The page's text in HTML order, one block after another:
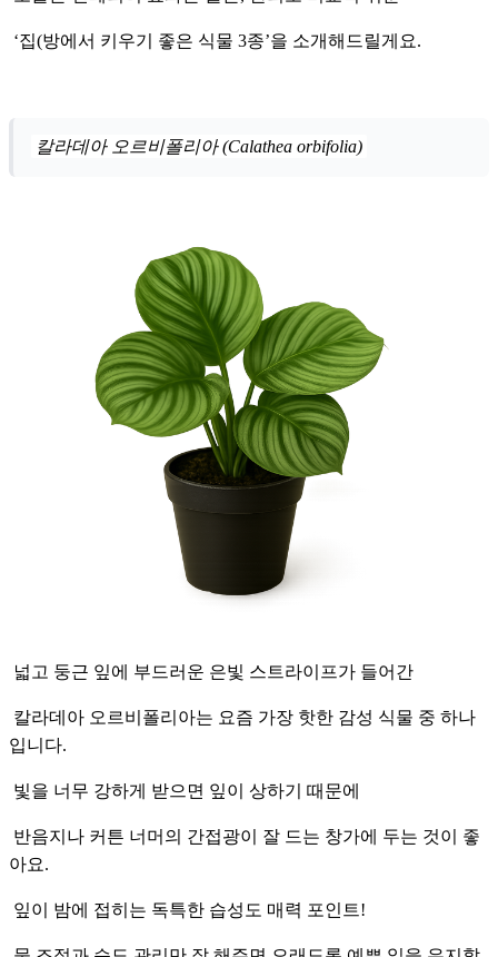
‘집(방에서 키우기 좋은 식물 3종’을 소개해드릴게요.
칼라데아 오르비폴리아 (Calathea orbifolia)
넓고 둥근 잎에 부드러운 은빛 스트라이프가 들어간
칼라데아 오르비폴리아는 요즘 가장 핫한 감성 식물 중 하나
입니다.
빛을 너무 강하게 받으면 잎이 상하기 때문에
반음지나 커튼 너머의 간접광이 잘 드는 창가에 두는 것이 좋
아요.
잎이 밤에 접히는 독특한 습성도 매력 포인트!